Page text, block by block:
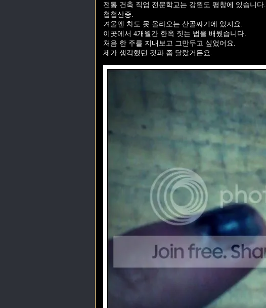
전통 건축 직업 전문학교는 강원도 평창에 있습니다.
첩첩산중.
겨울엔 차도 못 올라오는 산골짜기에 있지요.
이곳에서 4개월간 한옥 짓는 법을 배웠습니다.
처음 한 주를 지내보고 그만두고 싶었어요.
제가 생각했던 것과 좀 달랐거든요.